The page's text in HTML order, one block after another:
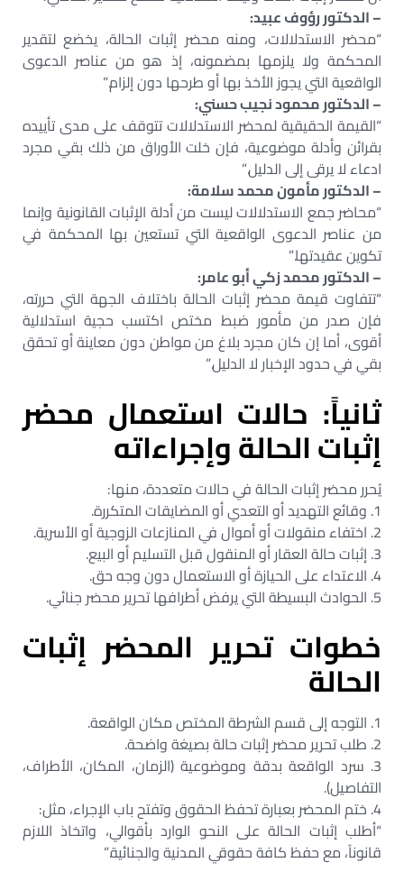
– الدكتور رؤوف عبيد:
“محضر الاستدلالات، ومنه محضر إثبات الحالة، يخضع لتقدير
المحكمة ولا يلزمها بمضمونه، إذ هو من عناصر الدعوى
الواقعية التي يجوز الأخذ بها أو طرحها دون إلزام.”
– الدكتور محمود نجيب حسني:
“القيمة الحقيقية لمحضر الاستدلالات تتوقف على مدى تأييده
بقرائن وأدلة موضوعية، فإن خلت الأوراق من ذلك بقي مجرد
ادعاء لا يرقى إلى الدليل.”
– الدكتور مأمون محمد سلامة:
“محاضر جمع الاستدلالات ليست من أدلة الإثبات القانونية وإنما
من عناصر الدعوى الواقعية التي تستعين بها المحكمة في
تكوين عقيدتها.”
– الدكتور محمد زكي أبو عامر:
“تتفاوت قيمة محضر إثبات الحالة باختلاف الجهة التي حررته،
فإن صدر من مأمور ضبط مختص اكتسب حجية استدلالية
أقوى، أما إن كان مجرد بلاغ من مواطن دون معاينة أو تحقق
بقي في حدود الإخبار لا الدليل.”
ثانياً: حالات استعمال محضر
إثبات الحالة وإجراءاته
يُحرر محضر إثبات الحالة في حالات متعددة، منها:
1. وقائع التهديد أو التعدي أو المضايقات المتكررة.
2. اختفاء منقولات أو أموال في المنازعات الزوجية أو الأسرية.
3. إثبات حالة العقار أو المنقول قبل التسليم أو البيع.
4. الاعتداء على الحيازة أو الاستعمال دون وجه حق.
5. الحوادث البسيطة التي يرفض أطرافها تحرير محضر جنائي.
خطوات تحرير المحضر إثبات
الحالة
1. التوجه إلى قسم الشرطة المختص مكان الواقعة.
2. طلب تحرير محضر إثبات حالة بصيغة واضحة.
3. سرد الواقعة بدقة وموضوعية (الزمان، المكان، الأطراف،
التفاصيل).
4. ختم المحضر بعبارة تحفظ الحقوق وتفتح باب الإجراء، مثل:
“أطلب إثبات الحالة على النحو الوارد بأقوالي، واتخاذ اللازم
قانوناً، مع حفظ كافة حقوقي المدنية والجنائية.”